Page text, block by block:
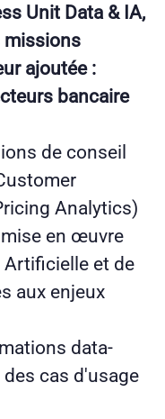
Unit Data & IA,
missions
ajoutée :
bancaire
de conseil
Analytics)
en œuvre
et de
aux enjeux
data-
cas d'usage